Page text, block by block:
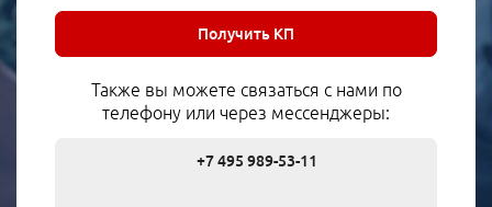
Получить КП
Также вы можете связаться с нами по
телефону или через мессенджеры:
+7 495 989-53-11